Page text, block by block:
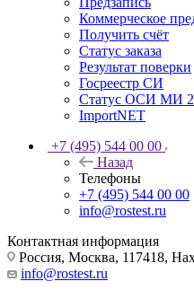
Коммерческое
Получить счёт
Статус заказа
Результат поверки
Госреестр СИ
Статус ОСИ МИ
ImportNET
+7 (495) 544 00 00
Назад
Телефоны
+7 (495) 544 00 00
info@rostest.ru
Контактная информация
Россия, Москва, 117418,
info@rostest.ru